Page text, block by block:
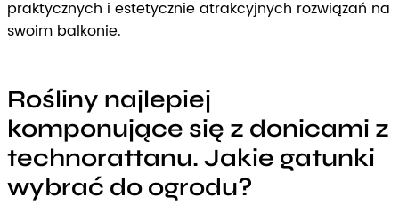
praktycznych i estetycznie atrakcyjnych rozwiązań na
swoim balkonie.
Rośliny najlepiej
komponujące się z donicami z
technorattanu. Jakie gatunki
wybrać do ogrodu?